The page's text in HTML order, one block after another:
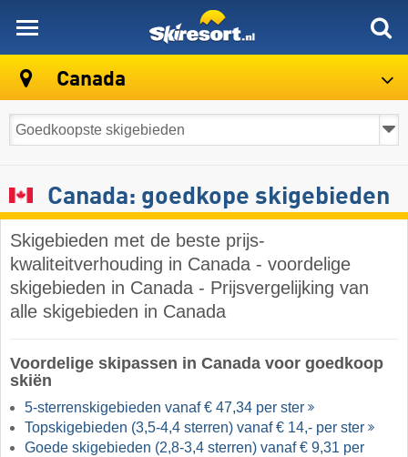
Canada
Canada: goedkope skigebieden
Skigebieden met de beste prijs-
kwaliteitverhouding in Canada - voordelige
skigebieden in Canada - Prijsvergelijking van
alle skigebieden in Canada
Voordelige skipassen in Canada voor goedkoop
skiën
5-sterrenskigebieden vanaf € 47,34 per ster
Topskigebieden (3,5-4,4 sterren) vanaf € 14,- per ster
Goede skigebieden (2,8-3,4 sterren) vanaf € 9,31 per